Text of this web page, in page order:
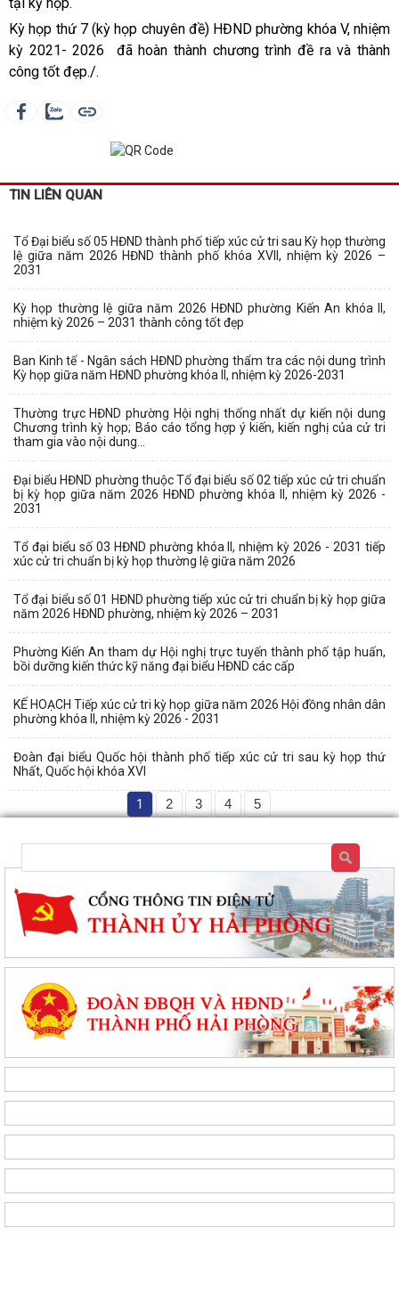
Kỳ họp thứ 7 (kỳ họp chuyên đề) HĐND phường khóa V, nhiệm
kỳ 2021- 2026 đã hoàn thành chương trình đề ra và thành
công tốt đẹp./.
TIN LIÊN QUAN
Tổ Đại biểu số 05 HĐND thành phố tiếp xúc cử tri sau Kỳ họp thường
lệ giữa năm 2026 HĐND thành phố khóa XVII, nhiệm kỳ 2026 –
2031
Kỳ họp thường lệ giữa năm 2026 HĐND phường Kiến An khóa II,
nhiệm kỳ 2026 – 2031 thành công tốt đẹp
Ban Kinh tế - Ngân sách HĐND phường thẩm tra các nội dung trình
Kỳ họp giữa năm HĐND phường khóa II, nhiệm kỳ 2026-2031
Thường trực HĐND phường Hội nghị thống nhất dự kiến nội dung
Chương trình kỳ họp; Báo cáo tổng hợp ý kiến, kiến nghị của cử tri
tham gia vào nội dung...
Đại biểu HĐND phường thuộc Tổ đại biểu số 02 tiếp xúc cử tri chuẩn
bị kỳ họp giữa năm 2026 HĐND phường khóa II, nhiệm kỳ 2026 -
2031
Tổ đại biểu số 03 HĐND phường khóa II, nhiệm kỳ 2026 - 2031 tiếp
xúc cử tri chuẩn bị kỳ họp thường lệ giữa năm 2026
Tổ đại biểu số 01 HĐND phường tiếp xúc cử tri chuẩn bị kỳ họp giữa
năm 2026 HĐND phường, nhiệm kỳ 2026 – 2031
Phường Kiến An tham dự Hội nghị trực tuyến thành phố tập huấn,
bồi dưỡng kiến thức kỹ năng đại biểu HĐND các cấp
KẾ HOẠCH Tiếp xúc cử tri kỳ họp giữa năm 2026 Hội đồng nhân dân
phường khóa II, nhiệm kỳ 2026 - 2031
Đoàn đại biểu Quốc hội thành phố tiếp xúc cử tri sau kỳ họp thứ
Nhất, Quốc hội khóa XVI
1 2 3 4 5